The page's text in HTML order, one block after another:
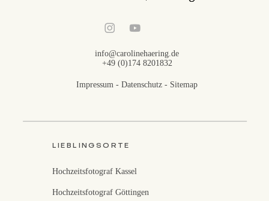
LIEBLINGSORTE
Hochzeitsfotograf Kassel
Hochzeitsfotograf Göttingen
info@carolinehaering.de
+49 (0)174 8201832
Impressum -Datenschutz - Sitemap